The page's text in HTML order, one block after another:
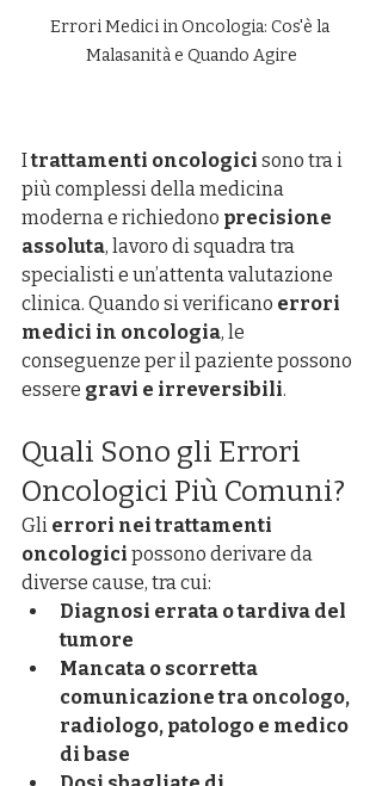
Errori Medici in Oncologia: Cos'è la
Malasanità e Quando Agire
I trattamenti oncologici sono tra i
più complessi della medicina
moderna e richiedono precisione
assoluta, lavoro di squadra tra
specialisti e un’attenta valutazione
clinica. Quando si verificano errori
medici in oncologia, le
conseguenze per il paziente possono
essere gravi e irreversibili.
Quali Sono gli Errori
Oncologici Più Comuni?
Gli errori nei trattamenti
oncologici possono derivare da
diverse cause, tra cui:
Diagnosi errata o tardiva del
tumore
Mancata o scorretta
comunicazione tra oncologo,
radiologo, patologo e medico
di base